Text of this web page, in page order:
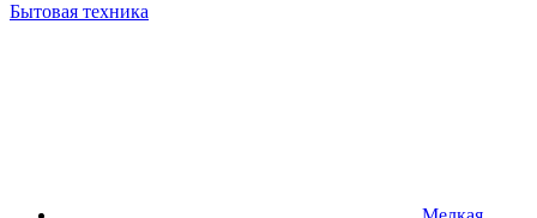
Бытовая техника